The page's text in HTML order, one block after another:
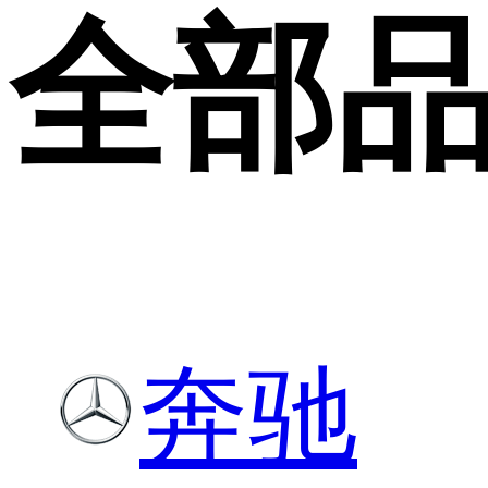
全部
奔驰